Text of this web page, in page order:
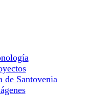
de Santovenia